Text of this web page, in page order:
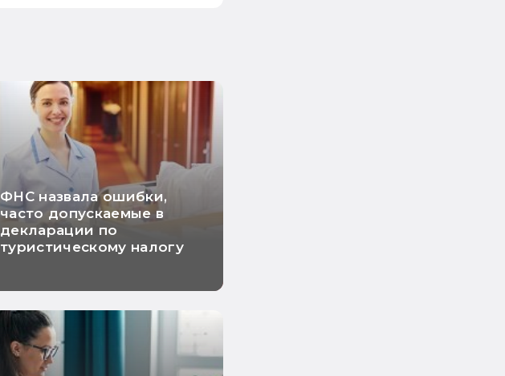
ФНС назвала ошибки,
часто допускаемые в
декларации по
туристическому налогу